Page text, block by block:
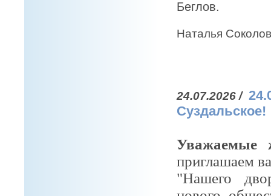
Беглов.
Наталья
24.07.2026 /
Суздальское!
Уважаемые
приглашаем
"Нашего